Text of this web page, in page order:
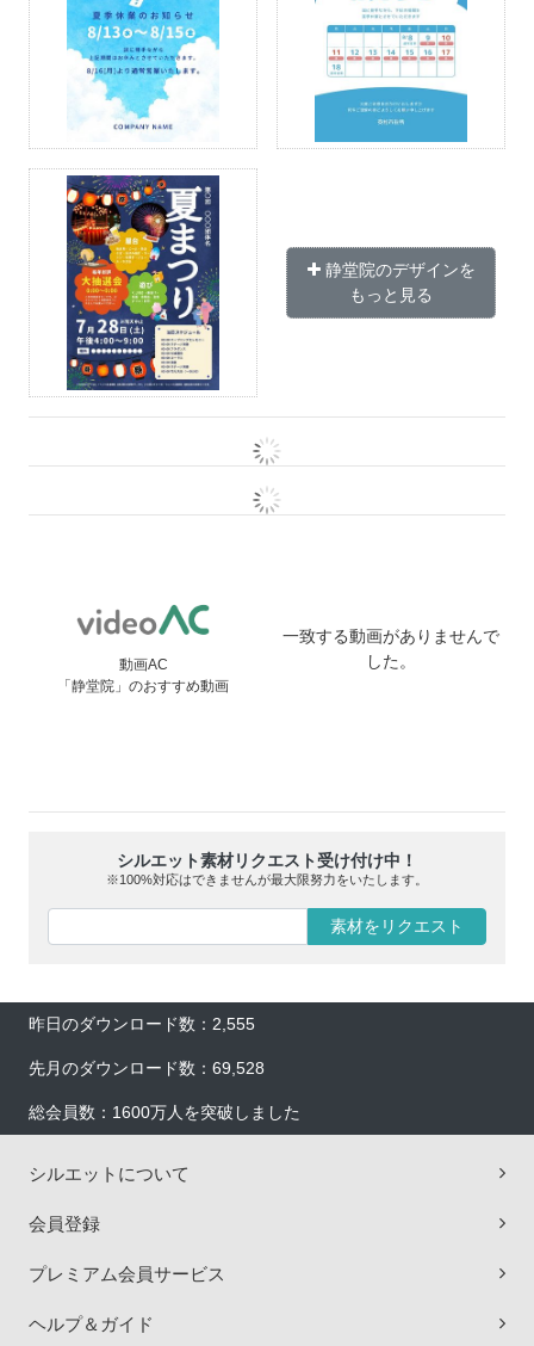
静堂院のデザインを
もっと見る
動画AC
「静堂院」のおすすめ動画
一致する動画がありませんで
した。
シルエット素材リクエスト受け付け中！
※100%対応はできませんが最大限努力をいたします。
素材をリクエスト
昨日のダウンロード数：2,555
先月のダウンロード数：69,528
総会員数：1600万人を突破しました
シルエットについて
会員登録
プレミアム会員サービス
ヘルプ＆ガイド